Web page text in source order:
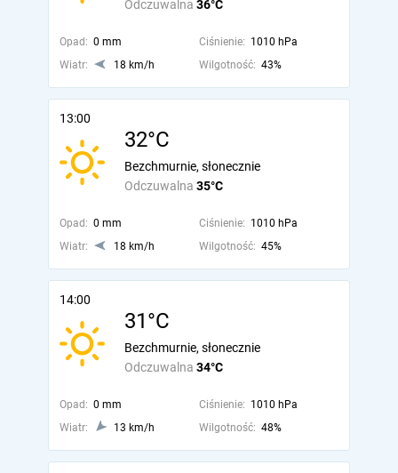
Odczuwalna 36°C
Opad: 0 mm Ciśnienie: 1010 hPa
Wiatr:
18 km/h Wilgotność: 43%
13:00
32°C
Odczuwalna 35°C
Bezchmurnie, słonecznie
Opad: 0 mm Ciśnienie: 1010 hPa
Wiatr:
18 km/h Wilgotność: 45%
14:00
31°C
Odczuwalna 34°C
Bezchmurnie, słonecznie
Opad: 0 mm Ciśnienie: 1010 hPa
Wiatr:
13 km/h Wilgotność: 48%